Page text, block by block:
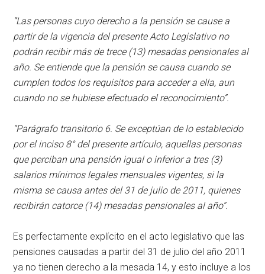
“Las personas cuyo derecho a la pensión se cause a
partir de la vigencia del presente Acto Legislativo no
podrán recibir más de trece (13) mesadas pensionales al
año. Se entiende que la pensión se causa cuando se
cumplen todos los requisitos para acceder a ella, aun
cuando no se hubiese efectuado el reconocimiento”.
“Parágrafo transitorio 6. Se exceptúan de lo establecido
por el inciso 8° del presente artículo, aquellas personas
que perciban una pensión igual o inferior a tres (3)
salarios mínimos legales mensuales vigentes, si la
misma se causa antes del 31 de julio de 2011, quienes
recibirán catorce (14) mesadas pensionales al año”.
Es perfectamente explícito en el acto legislativo que las
pensiones causadas a partir del 31 de julio del año 2011
ya no tienen derecho a la mesada 14, y esto incluye a los